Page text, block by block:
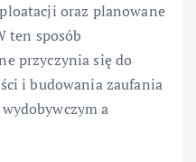
oraz planowane
ten sposób
przyczynia się do
i budowania zaufania
a